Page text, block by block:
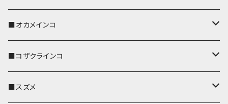
キーホルダー
パスケース
リール付きストラップ
キーカバー
キーホルダー
パスケース
■オカメインコ
キーカバー
キーホルダー
■コザクラインコ
キーカバー
■スズメ